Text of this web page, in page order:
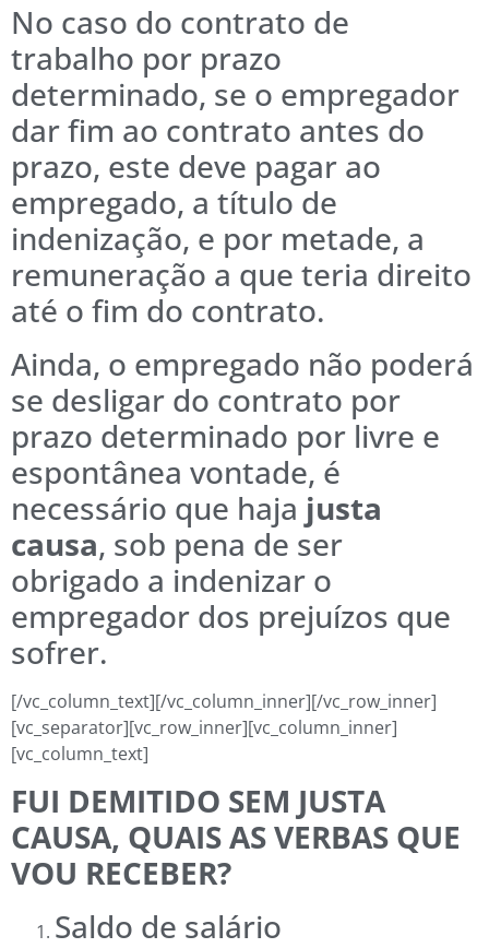
No caso do contrato de
trabalho por prazo
determinado, se o empregador
dar fim ao contrato antes do
prazo, este deve pagar ao
empregado, a título de
indenização, e por metade, a
remuneração a que teria direito
até o fim do contrato.
Ainda, o empregado não poderá
se desligar do contrato por
prazo determinado por livre e
espontânea vontade, é
necessário que haja justa
causa, sob pena de ser
obrigado a indenizar o
empregador dos prejuízos que
sofrer.
[/vc_column_text][/vc_column_inner][/vc_row_inner]
[vc_separator][vc_row_inner][vc_column_inner]
[vc_column_text]
FUI DEMITIDO SEM JUSTA
CAUSA, QUAIS AS VERBAS QUE
VOU RECEBER?
Saldo de salário